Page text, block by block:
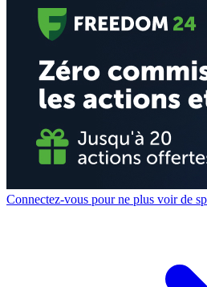
Connectez-vous pour ne plus voir de